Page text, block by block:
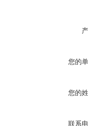
您的
您的
联系